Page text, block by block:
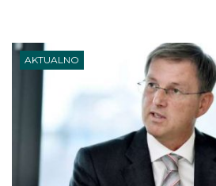
AKTUALNO